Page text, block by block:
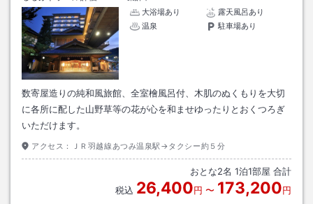
大浴場あり
露天風呂あり
温泉
駐車場あり
数寄屋造りの純和風旅館、全室檜風呂付、木肌のぬくもりを大切
に各所に配した山野草等の花が心を和ませゆったりとおくつろぎ
いただけます。
アクセス： ＪＲ羽越線あつみ温泉駅→タクシー約５分
おとな2名 1泊1部屋 合計
税込 26,400円 〜 173,200円